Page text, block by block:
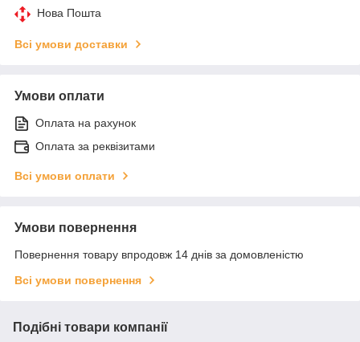
Нова Пошта
Всі умови доставки
Умови оплати
Оплата на рахунок
Оплата за реквізитами
Всі умови оплати
Умови повернення
Повернення товару впродовж 14 днів за домовленістю
Всі умови повернення
Подібні товари компанії